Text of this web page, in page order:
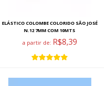
ELÁSTICO COLOMBE COLORIDO SÃO JOSÉ
N.12 7MM COM 10MTS
a partir de: R$8,39